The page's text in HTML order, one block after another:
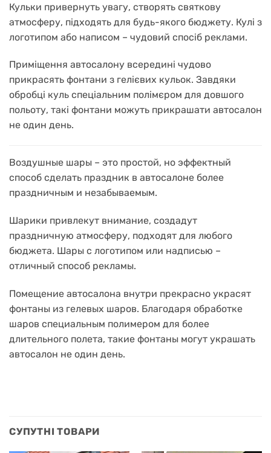
Кульки привернуть увагу, створять святкову
атмосферу, підходять для будь-якого бюджету. Кулі з
логотипом або написом – чудовий спосіб реклами.
Приміщення автосалону всередині чудово
прикрасять фонтани з гелієвих кульок. Завдяки
обробці куль спеціальним полімєром для довшого
польоту, такі фонтани можуть прикрашати автосалон
не один день.
Воздушные шары – это простой, но эффектный
способ сделать праздник в автосалоне более
праздничным и незабываемым.
Шарики привлекут внимание, создадут
праздничную атмосферу, подходят для любого
бюджета. Шары с логотипом или надписью –
отличный способ рекламы.
Помещение автосалона внутри прекрасно украсят
фонтаны из гелевых шаров. Благодаря обработке
шаров специальным полимером для более
длительного полета, такие фонтаны могут украшать
автосалон не один день.
СУПУТНІ ТОВАРИ